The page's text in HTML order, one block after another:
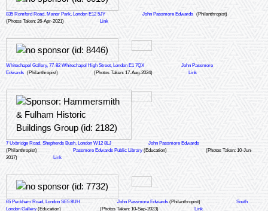
835 Romford Road, Manor Park, London E12 5JY John Passmore Edwards (Philanthropist)
(Photos Taken: 26-Apr-2021)
Link
Whitechapel Gallery, 77-82 Whitechapel High Street, London E1 7QX
John Passmore
Edwards (Philanthropist) (Photos Taken: 17-Aug-2024) Link
7 Uxbridge Road, Shepherds Bush, London W12 8LJ
John Passmore Edwards
(Philanthropist)
Passmore Edwards Public Library (Education)
(Photos Taken: 10-Jun-
2017)
Link
65 Peckham Road, London SE5 8UH John Passmore Edwards (Philanthropist)
South
London Gallery (Education) (Photos Taken: 10-Sep-2023) Link